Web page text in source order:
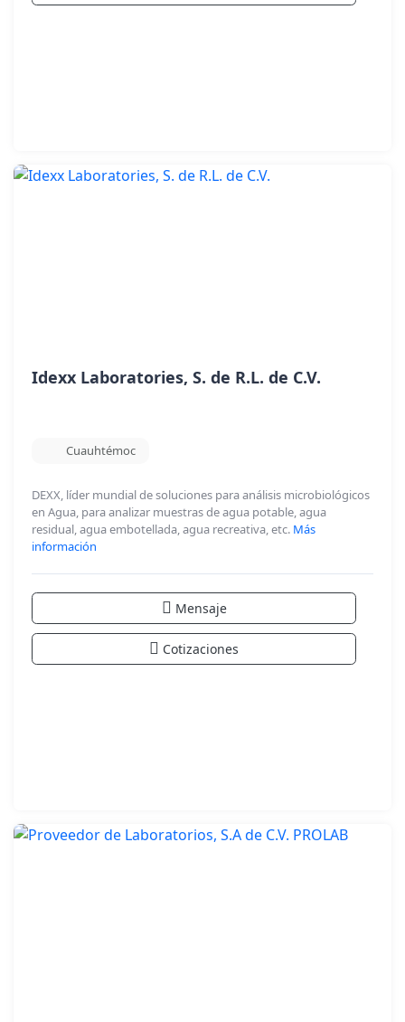
Idexx Laboratories, S. de R.L. de C.V.
Cuauhtémoc
DEXX, líder mundial de soluciones para análisis microbiológicos
en Agua, para analizar muestras de agua potable, agua
residual, agua embotellada, agua recreativa, etc. Más
información
Mensaje
Cotizaciones